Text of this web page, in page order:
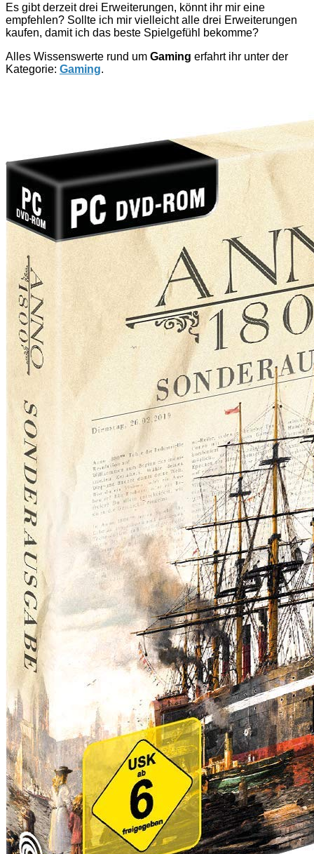
Es gibt derzeit drei Erweiterungen, könnt ihr mir eine
empfehlen? Sollte ich mir vielleicht alle drei Erweiterungen
kaufen, damit ich das beste Spielgefühl bekomme?
Alles Wissenswerte rund um Gaming erfahrt ihr unter der
Kategorie: Gaming.